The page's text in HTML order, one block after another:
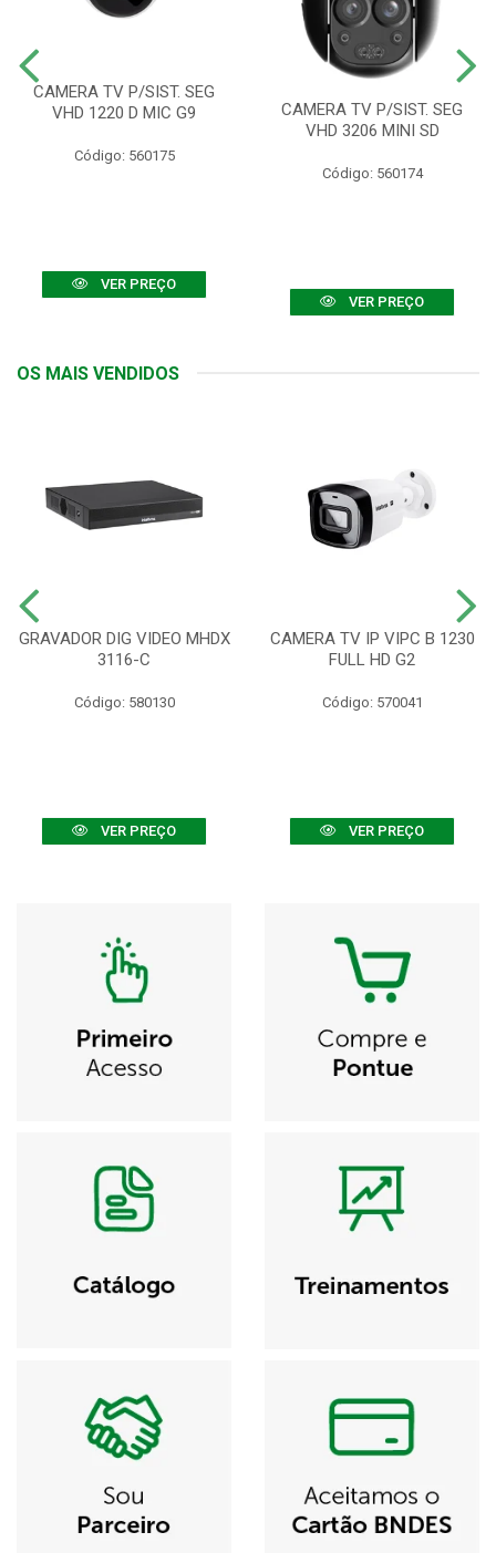
CAMERA TV P/SIST. SEG
VHD 1220 D MIC G9
Código: 560175
VER PREÇO
CAMERA TV P/SIST. SEG
VHD 3206 MINI SD
Código: 560174
VER PREÇO
OS MAIS VENDIDOS
GRAVADOR DIG VIDEO MHDX
3116-C
Código: 580130
VER PREÇO
CAMERA TV IP VIPC B 1230
FULL HD G2
Código: 570041
VER PREÇO